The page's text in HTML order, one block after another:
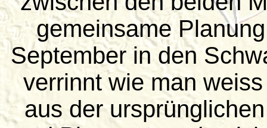
gemeinsame
September in den
verrinnt wie man
aus der